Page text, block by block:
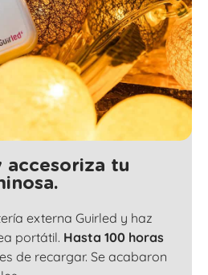
accesoriza tu
externa Guirled y haz
portátil. Hasta 100 horas
de recargar. Se acabaron